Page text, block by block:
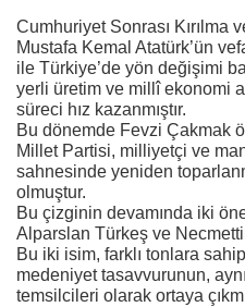
Cumhuriyet Sonrası Kırılma
Mustafa Kemal Atatürk’ün
ile Türkiye’de yön değişimi
yerli üretim ve millî ekonomi
süreci hız kazanmıştır.
Bu dönemde Fevzi Çakmak
Millet Partisi, milliyetçi ve
sahnesinde yeniden
olmuştur.
Bu çizginin devamında iki
Alparslan Türkeş ve
Bu iki isim, farklı tonlara
medeniyet tasavvurunun,
temsilcileri olarak ortaya